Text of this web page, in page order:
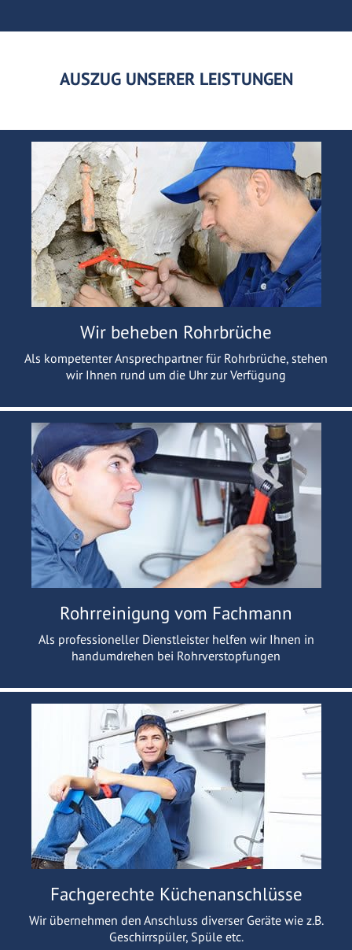
AUSZUG UNSERER LEISTUNGEN
Wir beheben Rohrbrüche
Als kompetenter Ansprechpartner für Rohrbrüche, stehen
wir Ihnen rund um die Uhr zur Verfügung
Rohrreinigung vom Fachmann
Als professioneller Dienstleister helfen wir Ihnen in
handumdrehen bei Rohrverstopfungen
Fachgerechte Küchenanschlüsse
Wir übernehmen den Anschluss diverser Geräte wie z.B.
Geschirrspüler, Spüle etc.